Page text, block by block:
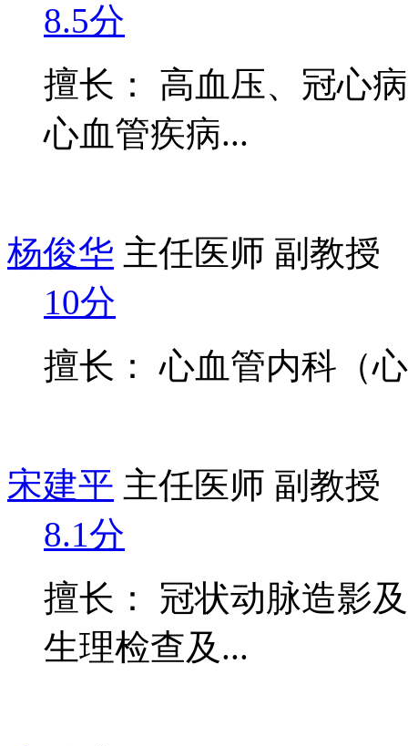
8.5分
擅长： 高血压、冠心
心血管疾病...
杨俊华 主任医师 副教授
10分
擅长： 心血管内科（
宋建平 主任医师 副教授
8.1分
擅长： 冠状动脉造影
生理检查及...